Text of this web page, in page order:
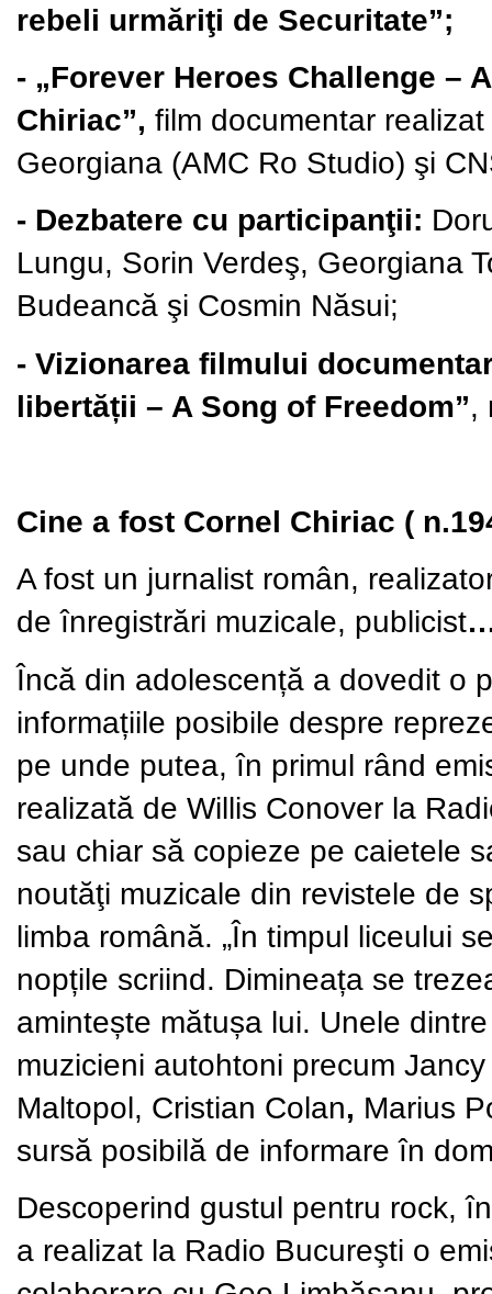
rebeli urmăriţi de Securitate”;
- „Forever Heroes Challenge –
Chiriac”, film documentar
Georgiana (AMC Ro Studio) şi
- Dezbatere cu participanţii:
Lungu, Sorin Verdeş, Georgiana
Budeancă şi Cosmin Năsui;
- Vizionarea filmului
libertății – A Song of Freedom”,
Cine a fost Cornel Chiriac (
A fost un jurnalist român,
de înregistrări muzicale, publicist
Încă din adolescență a dovedit o
informațiile posibile despre
pe unde putea, în primul rând
realizată de Willis Conover la
sau chiar să copieze pe caietele
noutăţi muzicale din revistele de
limba română. „În timpul liceului
nopțile scriind. Dimineața se
amintește mătușa lui. Unele
muzicieni autohtoni precum
Maltopol, Cristian Colan, Marius
sursă posibilă de informare în
Descoperind gustul pentru rock,
a realizat la Radio Bucureşti o